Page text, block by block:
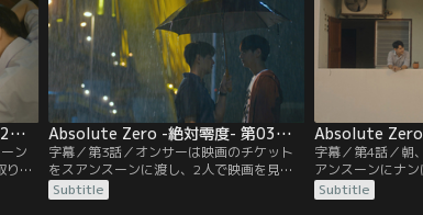
Absolute Zero -絶対零度- 第02話／字幕
ン
り戻
す
に
Absolute Zero -絶対零度- 第03話／字幕
字幕／第3話／オンサーは映画のチケット
をスアンスーンに渡し、2人で映画を見に
行く約束をするが、スアンスーンの気持ち
が分からず、友達のナーに相談する。スア
Subtitle
字幕／第4話／朝
アンスーンにナ
ンサーとケンカ
ンスーンは…？そ
Subtitle